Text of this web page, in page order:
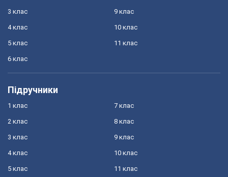
3 клас
4 клас
5 клас
6 клас
9 клас
10 клас
11 клас
Підручники
1 клас
2 клас
3 клас
4 клас
5 клас
7 клас
8 клас
9 клас
10 клас
11 клас